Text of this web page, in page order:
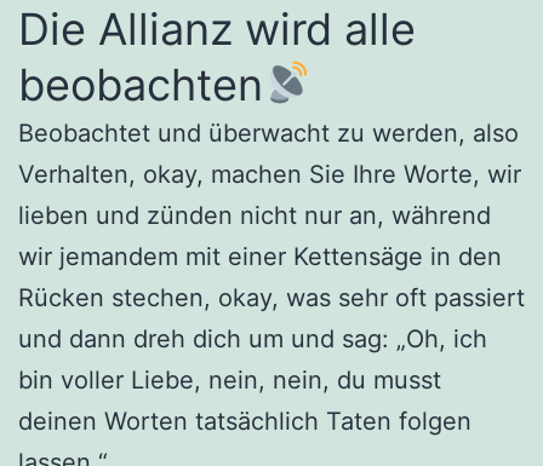
Die Allianz wird alle
beobachten
Beobachtet und überwacht zu werden, also
Verhalten, okay, machen Sie Ihre Worte, wir
lieben und zünden nicht nur an, während
wir jemandem mit einer Kettensäge in den
Rücken stechen, okay, was sehr oft passiert
und dann dreh dich um und sag: „Oh, ich
bin voller Liebe, nein, nein, du musst
deinen Worten tatsächlich Taten folgen